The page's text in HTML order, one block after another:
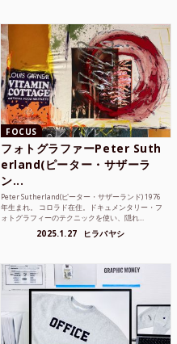
FOCUS
フォトグラファーPeter Suth
erland(ピーター・サザーラ
ン...
Peter Sutherland(ピーター・サザーランド) 1976
年生まれ。 コロラド在住。ドキュメンタリー・フ
ォトグラフィーのテクニックを使い、隠れ...
2025.1.27 ヒラバヤシ